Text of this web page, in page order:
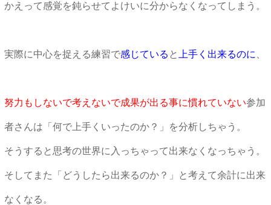
かえって感覚を鈍らせてよけいに分からなくなってしまう。
実際に中心を捉える練習で感じている と 上手く出来るのに
努力もしないで考えないで成果が出る事に慣れていない参加
者さんは「何で上手くいったのか？」を分析しちゃう。
そうすると思考の世界に入っちゃって出来なくなっちゃう。
そしてまた「どうしたら出来るのか？」と考えて余計に出来
なくなる。